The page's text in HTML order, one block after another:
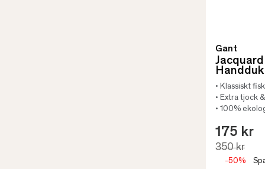
Gant
Handduk
• Klassiskt
• Extra tjock
• 100%
175 kr
350 kr
-50%